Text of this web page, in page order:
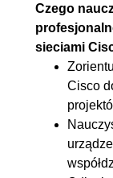
domyślnej
przez OSPF.
połączeń
2.15. Zmiana
pomocą
2.16.
przełącznika
Czego
sieciami
Cisco